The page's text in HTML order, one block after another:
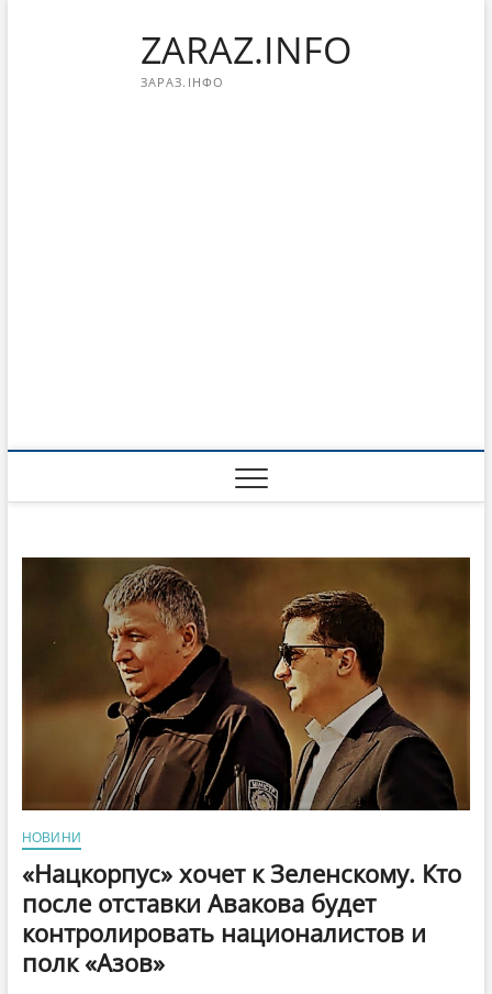
ZARAZ.INFO
ЗАРАЗ.ІНФО
НОВИНИ
«Нацкорпус» хочет к Зеленскому. Кто
после отставки Авакова будет
контролировать националистов и
полк «Азов»